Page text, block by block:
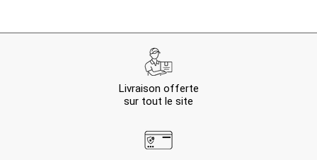
Livraison offerte
sur tout le site